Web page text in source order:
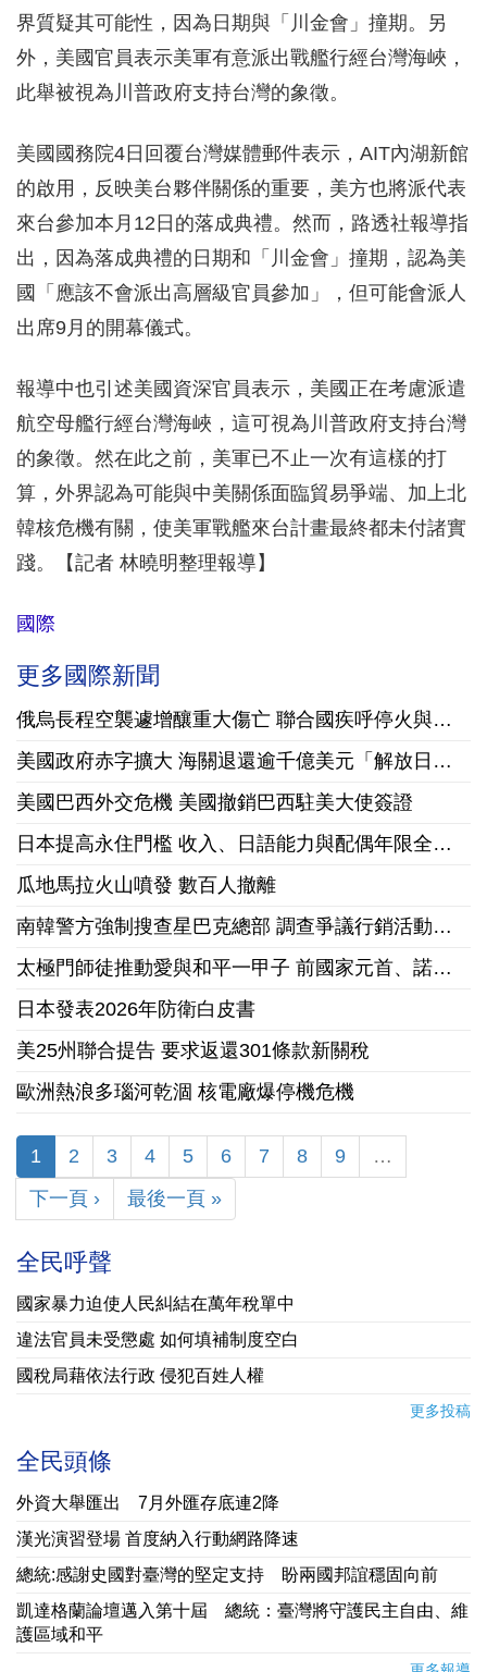
界質疑其可能性，因為日期與「川金會」撞期。另
外，美國官員表示美軍有意派出戰艦行經台灣海峽，
此舉被視為川普政府支持台灣的象徵。
美國國務院4日回覆台灣媒體郵件表示，AIT內湖新館
的啟用，反映美台夥伴關係的重要，美方也將派代表
來台參加本月12日的落成典禮。然而，路透社報導指
出，因為落成典禮的日期和「川金會」撞期，認為美
國「應該不會派出高層級官員參加」，但可能會派人
出席9月的開幕儀式。
報導中也引述美國資深官員表示，美國正在考慮派遣
航空母艦行經台灣海峽，這可視為川普政府支持台灣
的象徵。然在此之前，美軍已不止一次有這樣的打
算，外界認為可能與中美關係面臨貿易爭端、加上北
韓核危機有關，使美軍戰艦來台計畫最終都未付諸實
踐。【記者 林曉明整理報導】
國際
更多國際新聞
俄烏長程空襲遽增釀重大傷亡 聯合國疾呼停火與國際急馳援
美國政府赤字擴大 海關退還逾千億美元「解放日」關稅
美國巴西外交危機 美國撤銷巴西駐美大使簽證
日本提高永住門檻 收入、日語能力與配偶年限全面收緊
瓜地馬拉火山噴發 數百人撤離
南韓警方強制搜查星巴克總部 調查爭議行銷活動「坦克日」
太極門師徒推動愛與和平一甲子 前國家元首、諾貝爾和平獎獲獎組織領袖來台祝賀
日本發表2026年防衛白皮書
美25州聯合提告 要求返還301條款新關稅
歐洲熱浪多瑙河乾涸 核電廠爆停機危機
1 2 3 4 5 6 7 8 9
…
下一頁 ›
最後一頁 »
全民呼聲
國家暴力迫使人民糾結在萬年稅單中
違法官員未受懲處 如何填補制度空白
國稅局藉依法行政 侵犯百姓人權
更多投稿
全民頭條
外資大舉匯出 7月外匯存底連2降
漢光演習登場 首度納入行動網路降速
總統:感謝史國對臺灣的堅定支持 盼兩國邦誼穩固向前
凱達格蘭論壇邁入第十屆 總統：臺灣將守護民主自由、維
護區域和平